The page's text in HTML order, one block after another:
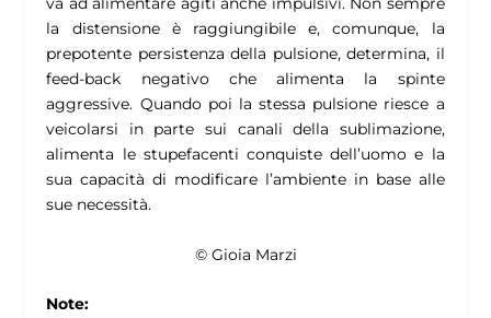
la distensione è raggiungibile e, comunque, la
prepotente persistenza della pulsione, determina, il
feed-back negativo che alimenta la spinte
aggressive. Quando poi la stessa pulsione riesce a
veicolarsi in parte sui canali della sublimazione,
alimenta le stupefacenti conquiste dell’uomo e la
sua capacità di modificare l’ambiente in base alle
sue necessità.
© Gioia Marzi
Note: